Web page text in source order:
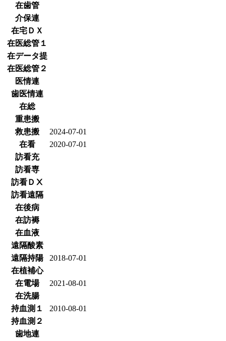
在歯管
介保連
在宅ＤＸ
在医総管１
在データ提
在医総管２
医情連
歯医情連
在総
重患搬
救患搬
2024-07-01
在看
2020-07-01
訪看充
訪看専
訪看ＤⅩ
訪看遠隔
在後病
在訪褥
在血液
遠隔酸素
遠隔持陽
2018-07-01
在植補心
在電場
2021-08-01
在洗腸
持血測１
2010-08-01
持血測２
歯地連